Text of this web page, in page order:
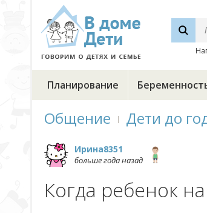
Планирование
Общение Дети до
Ирина8351
больше года назад
Когда ребенок